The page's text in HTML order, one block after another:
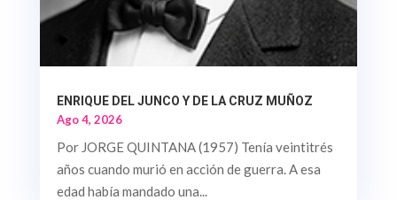
ENRIQUE DEL JUNCO Y DE LA CRUZ MUÑOZ
Ago 4, 2026
Por JORGE QUINTANA (1957) Tenía veintitrés
años cuando murió en acción de guerra. A esa
edad había mandado una...